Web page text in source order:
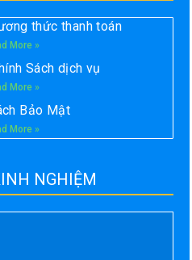
thức thanh toán
More »
Sách dịch vụ
More »
Bảo Mật
More »
NGHIỆM